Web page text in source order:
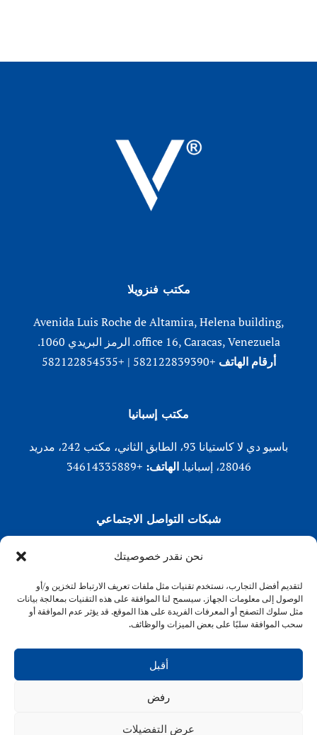
نحن نقدر خصوصيتك
لتقديم أفضل التجارب، نستخدم تقنيات مثل ملفات تعريف الارتباط لتخزين و/أو
الوصول إلى معلومات الجهاز. سيسمح لنا الموافقة على هذه التقنيات بمعالجة بيانات
مثل سلوك التصفح أو المعرفات الفريدة على هذا الموقع. قد يؤثر عدم الموافقة أو
سحب الموافقة سلبًا على بعض الميزات والوظائف.
أقبل
رفض
عرض التفضيلات
مكتب فنزويلا
Avenida Luis Roche de Altamira, Helena building,
office 16, Caracas, Venezuela. الرمز البريدي 1060.
أرقام الهاتف +582122839390 | +582122854535
مكتب إسبانيا
باسيو دي لا كاستيانا 93، الطابق الثاني، مكتب 242، مدريد
28046، إسبانيا.
الهاتف: +34614335889
شبكات التواصل الاجتماعي
لينكد إن
انستقرام
فيسبوك
VENFORT® 2026